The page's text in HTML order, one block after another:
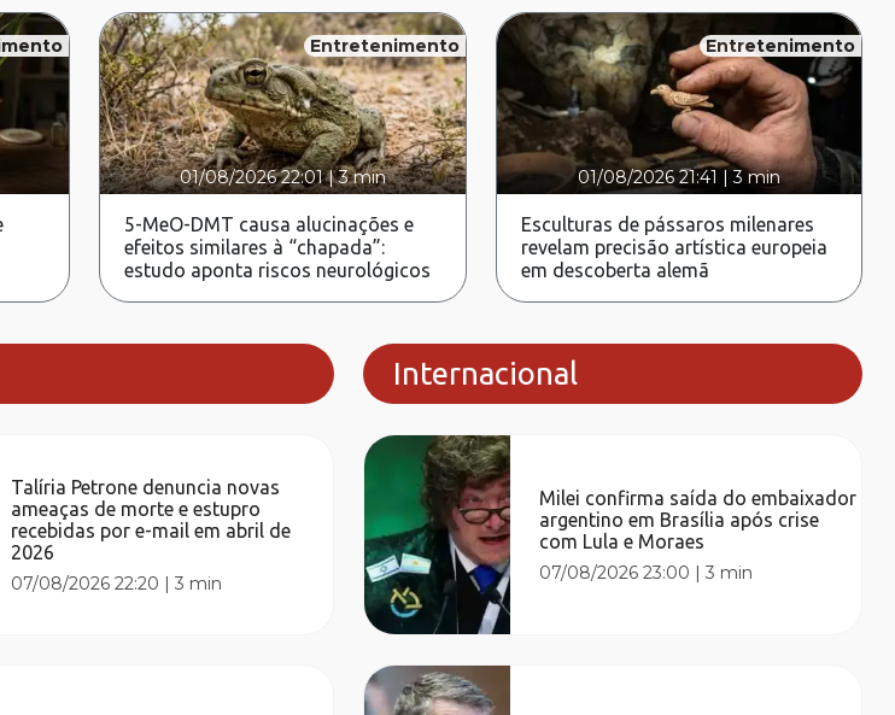
Entretenimento
01/08/2026 22:01|3 min
5-MeO-DMT causa alucinações e
efeitos similares à “chapada”:
estudo aponta riscos neurológicos
Entretenimento
01/08/2026 21:41 |3 min
Esculturas de pássaros milenares
revelam precisão artística europeia
em descoberta alemã
Talíria Petrone denuncia novas
ameaças de morte e estupro
recebidas por e-mail em abril de
2026
07/08/2026 22:20 |3 min
Internacional
Milei confirma saída do embaixador
argentino em Brasília após crise
com Lula e Moraes
07/08/2026 23:00 |3 min